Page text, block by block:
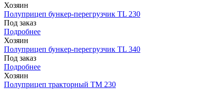
Хозяин
Полуприцеп бункер-перегрузчик TL 230
Под заказ
Подробнее
Хозяин
Полуприцеп бункер-перегрузчик TL 340
Под заказ
Подробнее
Хозяин
Полуприцеп тракторный TM 230